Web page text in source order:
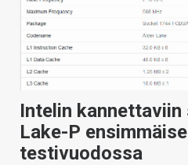
Intelin kannettaviin
Lake-P
testivuodossa